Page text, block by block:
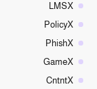
LMSX
PolicyX
PhishX
GameX
CntntX